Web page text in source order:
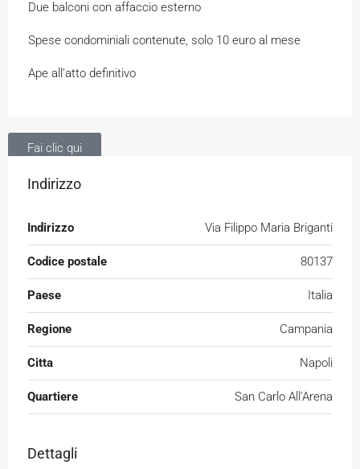
Due balconi con affaccio esterno
Spese condominiali contenute, solo 10 euro al mese
Ape all’atto definitivo
Fai clic qui
Indirizzo
Indirizzo Via Filippo Maria Briganti
Codice postale 80137
Paese Italia
Regione Campania
Citta Napoli
Quartiere San Carlo All'Arena
Dettagli